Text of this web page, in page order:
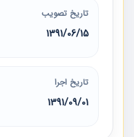
تاریخ تصویب
1391/06/15
تاریخ اجرا
1391/09/01